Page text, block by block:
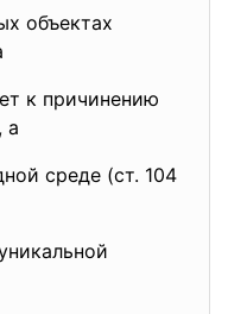
объектах
к причинению
а
среде (ст. 104